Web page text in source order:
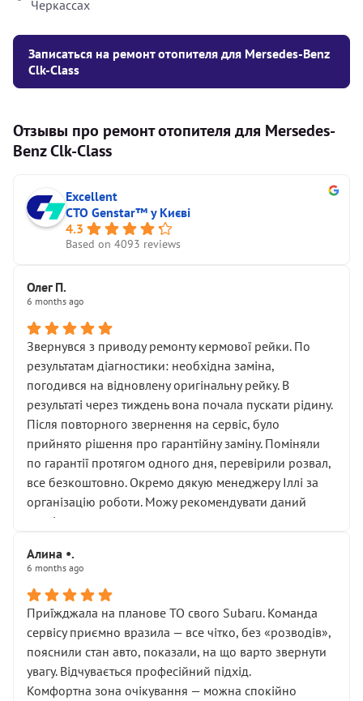
Черкассах
Записаться на ремонт отопителя для Mersedes-Benz
Clk-Class
Отзывы про ремонт отопителя для Mersedes-
Benz Clk-Class
Excellent
СТО Genstar™ у Києві
4.3
Based on 4093 reviews
Олег П.
6 months ago
Звернувся з приводу ремонту кермової рейки. По
результатам діагностики: необхідна заміна,
погодився на відновлену оригінальну рейку. В
результаті через тиждень вона почала пускати рідину.
Після повторного звернення на сервіс, було
прийнято рішення про гарантійну заміну. Поміняли
по гарантії протягом одного дня, перевірили розвал,
все безкоштовно. Окремо дякую менеджеру Іллі за
організацію роботи. Можу рекомендувати даний
сервіс.
Алина •.
6 months ago
Приїжджала на планове ТО свого Subaru. Команда
сервісу приємно вразила — все чітко, без «розводів»,
пояснили стан авто, показали, на що варто звернути
увагу. Відчувається професійний підхід.
Комфортна зона очікування — можна спокійно